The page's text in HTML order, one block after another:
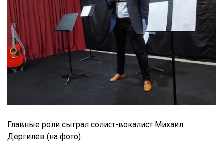
Главные роли сыграл солист-вокалист Михаил
Дергилев (на фото).